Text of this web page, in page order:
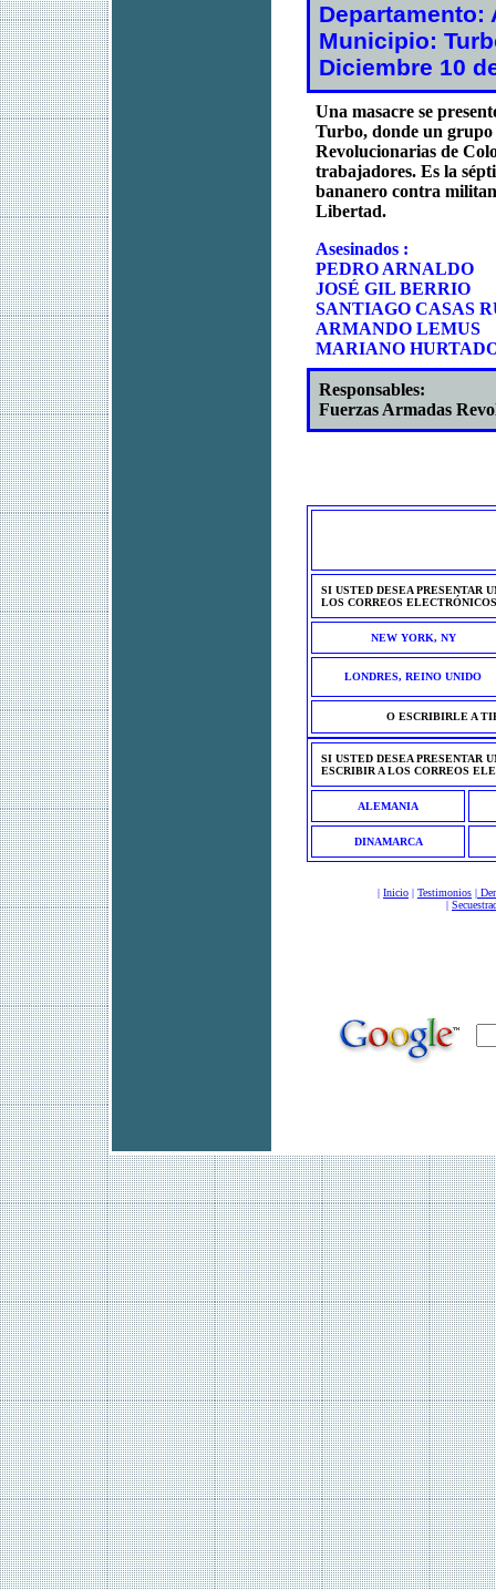
Departamento:
Municipio:
Diciembre 10
Una masacre se
Turbo, donde un grupo
Revolucionarias de
trabajadores. Es la
bananero contra
Libertad.
Asesinados :
PEDRO ARNALDO
JOSÉ GIL BERRIO
SANTIAGO CASAS
ARMANDO LEMUS
MARIANO
Responsables:
Fuerzas Armadas
SI USTED DESEA PRESENTAR
LOS CORREOS
NEW YORK, NY
LONDRES, REINO UNIDO
O ESCRIBIRLE A
SI USTED DESEA PRESENTAR
ESCRIBIR A LOS CORREOS
ALEMANIA
DINAMARCA
| Inicio | Testimonios |
|